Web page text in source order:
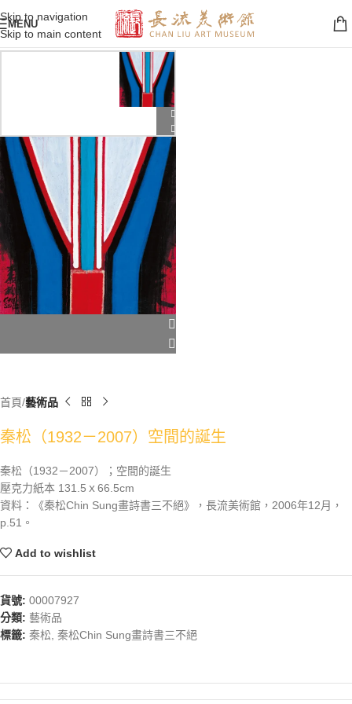
Skip to navigation
Skip to main content
MENU
首頁 藝術品
秦松（1932－2007）空間的誕生
秦松（1932－2007）；空間的誕生
壓克力紙本 131.5ｘ66.5cm
資料：《秦松Chin Sung畫詩書三不絕》，長流美術館，2006年12月，
p.51。
Add to wishlist
貨號: 00007927
分類: 藝術品
標籤: 秦松 秦松Chin Sung畫詩書三不絕